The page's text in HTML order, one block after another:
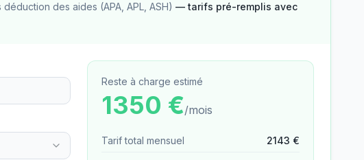
des aides (APA, APL, ASH) — tarifs pré-remplis avec
Reste à charge estimé
1350 €/mois
Tarif total mensuel 2143 €